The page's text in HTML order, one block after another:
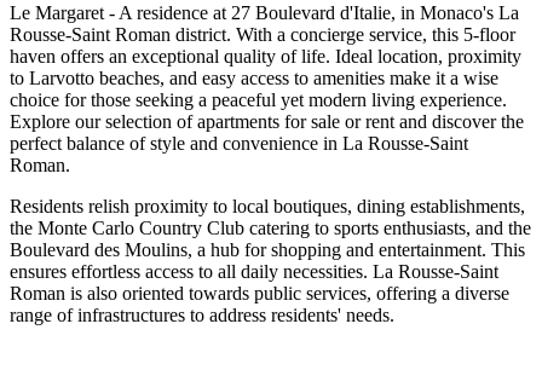
Le Margaret - A residence at 27 Boulevard d'Italie, in Monaco's La
Rousse-Saint Roman district. With a concierge service, this 5-floor
haven offers an exceptional quality of life. Ideal location, proximity
to Larvotto beaches, and easy access to amenities make it a wise
choice for those seeking a peaceful yet modern living experience.
Explore our selection of apartments for sale or rent and discover the
perfect balance of style and convenience in La Rousse-Saint
Roman.
Residents relish proximity to local boutiques, dining establishments,
the Monte Carlo Country Club catering to sports enthusiasts, and the
Boulevard des Moulins, a hub for shopping and entertainment. This
ensures effortless access to all daily necessities. La Rousse-Saint
Roman is also oriented towards public services, offering a diverse
range of infrastructures to address residents' needs.